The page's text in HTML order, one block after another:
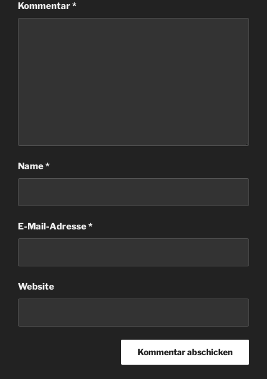
Kommentar*
Name*
E-Mail-Adresse*
Website